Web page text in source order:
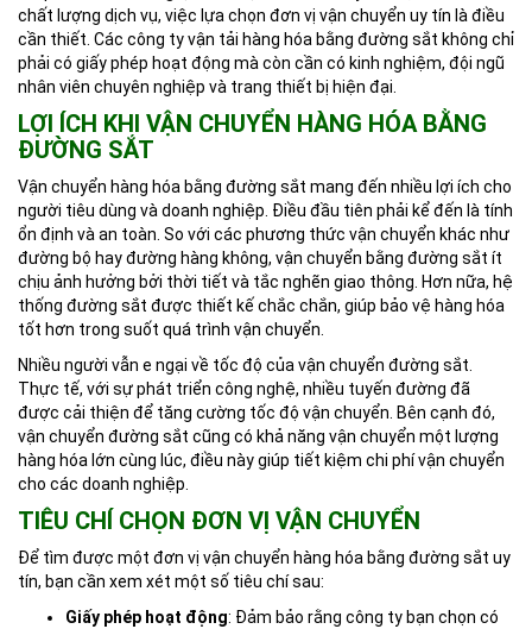
chất lượng dịch vụ, việc lựa chọn đơn vị vận chuyển uy tín là điều
cần thiết. Các công ty vận tải hàng hóa bằng đường sắt không chỉ
phải có giấy phép hoạt động mà còn cần có kinh nghiệm, đội ngũ
nhân viên chuyên nghiệp và trang thiết bị hiện đại.
LỢI ÍCH KHI VẬN CHUYỂN HÀNG HÓA BẰNG
ĐƯỜNG SẮT
Vận chuyển hàng hóa bằng đường sắt mang đến nhiều lợi ích cho
người tiêu dùng và doanh nghiệp. Điều đầu tiên phải kể đến là tính
ổn định và an toàn. So với các phương thức vận chuyển khác như
đường bộ hay đường hàng không, vận chuyển bằng đường sắt ít
chịu ảnh hưởng bởi thời tiết và tắc nghẽn giao thông. Hơn nữa, hệ
thống đường sắt được thiết kế chắc chắn, giúp bảo vệ hàng hóa
tốt hơn trong suốt quá trình vận chuyển.
Nhiều người vẫn e ngại về tốc độ của vận chuyển đường sắt.
Thực tế, với sự phát triển công nghệ, nhiều tuyến đường đã
được cải thiện để tăng cường tốc độ vận chuyển. Bên cạnh đó,
vận chuyển đường sắt cũng có khả năng vận chuyển một lượng
hàng hóa lớn cùng lúc, điều này giúp tiết kiệm chi phí vận chuyển
cho các doanh nghiệp.
TIÊU CHÍ CHỌN ĐƠN VỊ VẬN CHUYỂN
Để tìm được một đơn vị vận chuyển hàng hóa bằng đường sắt uy
tín, bạn cần xem xét một số tiêu chí sau:
Giấy phép hoạt động: Đảm bảo rằng công ty bạn chọn có